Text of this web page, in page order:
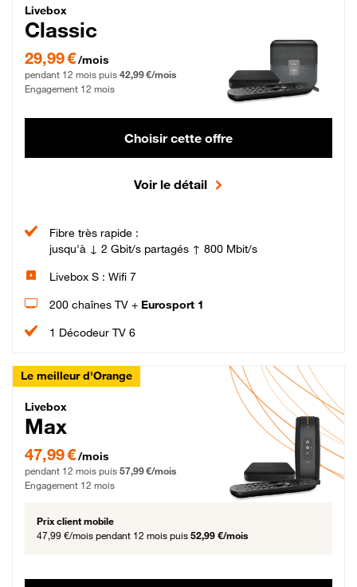
Livebox Classic Fibre
Livebox
Classic
29,99 € par mois pendant 12 mois puis 42,99 € par mois, Engagement 12 mois
29,99 €/mois
pendant 12 mois puis 42,99 €/mois
Engagement 12 mois
Choisir cette offre
Voir le détail
Fibre très rapide :
jusqu'à ↓ 2 Gbit/s partagés ↑ 800 Mbit/s
Livebox S : Wifi 7
200 chaînes TV + Eurosport 1
1 Décodeur TV 6
Le meilleur d'Orange
Livebox Max Fibre
Livebox
Max
47,99 € par mois pendant 12 mois puis 57,99 € par mois, Engagement 12 mois
47,99 €/mois
pendant 12 mois puis 57,99 €/mois
Engagement 12 mois
Prix client mobile
47,99 €/mois pendant 12 mois puis 52,99 €/mois